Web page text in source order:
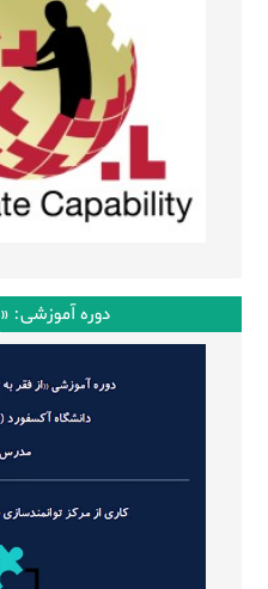
دوره آموزشی: